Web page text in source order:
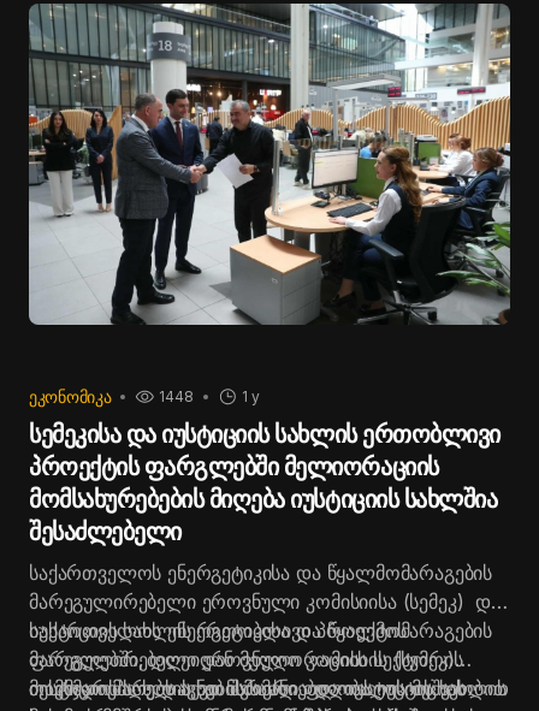
ᲔᲙᲝᲜᲝᲛᲘᲙᲐ 1 y
1448
სემეკისა და იუსტიციის სახლის ერთობლივი
პროექტის ფარგლებში მელიორაციის
მომსახურებების მიღება იუსტიციის სახლშია
შესაძლებელი
საქართველოს ენერგეტიკისა და წყალმომარაგების
მარეგულირებელი ეროვნული კომისიისა (სემეკ) და
იუსტიციის სახლის ერთობლივი პროექტის
ფარგლებში, დღეიდან მელიორაციის სექტორის
მომხმარებლებს აქვთ შესაძლებლობაიუსტიციის
საქართველოს ენერგეტიკისა და წყალმომარაგების
მარეგულირებელი ეროვნული კომისიის (სემეკ)
თავმჯდომარე დავით ნარმანიადა იუსტიციის სახლის
იუსტიციის სახლის ნებისმიერი ფილიალის მეშვეობით